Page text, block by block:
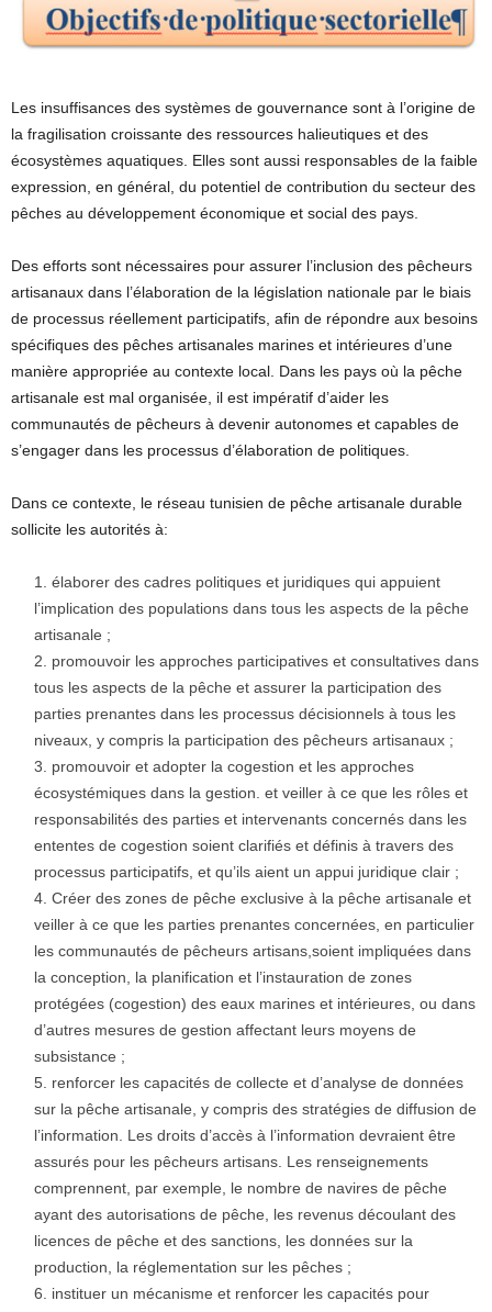
Les insuffisances des systèmes de gouvernance sont à l’origine de
la fragilisation croissante des ressources halieutiques et des
écosystèmes aquatiques. Elles sont aussi responsables de la faible
expression, en général, du potentiel de contribution du secteur des
pêches au développement économique et social des pays.
Des efforts sont nécessaires pour assurer l’inclusion des pêcheurs
artisanaux dans l’élaboration de la législation nationale par le biais
de processus réellement participatifs, afin de répondre aux besoins
spécifiques des pêches artisanales marines et intérieures d’une
manière appropriée au contexte local. Dans les pays où la pêche
artisanale est mal organisée, il est impératif d’aider les
communautés de pêcheurs à devenir autonomes et capables de
s’engager dans les processus d’élaboration de politiques.
Dans ce contexte, le réseau tunisien de pêche artisanale durable
sollicite les autorités à:
élaborer des cadres politiques et juridiques qui appuient
l’implication des populations dans tous les aspects de la pêche
artisanale ;
promouvoir les approches participatives et consultatives dans
tous les aspects de la pêche et assurer la participation des
parties prenantes dans les processus décisionnels à tous les
niveaux, y compris la participation des pêcheurs artisanaux ;
promouvoir et adopter la cogestion et les approches
écosystémiques dans la gestion. et veiller à ce que les rôles et
responsabilités des parties et intervenants concernés dans les
ententes de cogestion soient clarifiés et définis à travers des
processus participatifs, et qu’ils aient un appui juridique clair ;
Créer des zones de pêche exclusive à la pêche artisanale et
veiller à ce que les parties prenantes concernées, en particulier
les communautés de pêcheurs artisans,soient impliquées dans
la conception, la planification et l’instauration de zones
protégées (cogestion) des eaux marines et intérieures, ou dans
d’autres mesures de gestion affectant leurs moyens de
subsistance ;
renforcer les capacités de collecte et d’analyse de données
sur la pêche artisanale, y compris des stratégies de diffusion de
l’information. Les droits d’accès à l’information devraient être
assurés pour les pêcheurs artisans. Les renseignements
comprennent, par exemple, le nombre de navires de pêche
ayant des autorisations de pêche, les revenus découlant des
licences de pêche et des sanctions, les données sur la
production, la réglementation sur les pêches ;
instituer un mécanisme et renforcer les capacités pour